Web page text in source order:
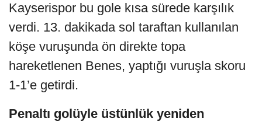
Kayserispor bu gole kısa sürede karşılık
verdi. 13. dakikada sol taraftan kullanılan
köşe vuruşunda ön direkte topa
hareketlenen Benes, yaptığı vuruşla skoru
1-1’e getirdi.
Penaltı golüyle üstünlük yeniden